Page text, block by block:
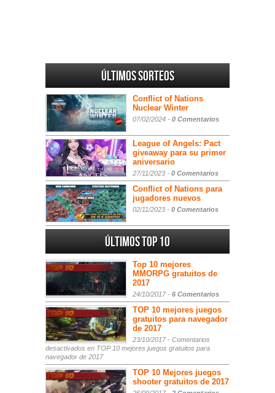
Últimos sorteos
Conflict of Nations
Nuclear Winter
07/02/2024 - 0 Comentarios
League of Angels: Pact
giveaway para su primer
aniversario
27/11/2023 - 0 Comentarios
Conflict of Nations para
jugadores nuevos
02/11/2023 - 0 Comentarios
Últimos Top 10
Top 10 mejores
MMORPG gratuitos de
2017
24/10/2017 - 6 Comentarios
TOP 10 mejores juegos
gratuitos para navegador
de 2017
23/10/2017 - Comentarios
desactivados en TOP 10 mejores juegos gratuitos para
navegador de 2017
TOP 10 Mejores juegos
shooter gratuitos de 2017